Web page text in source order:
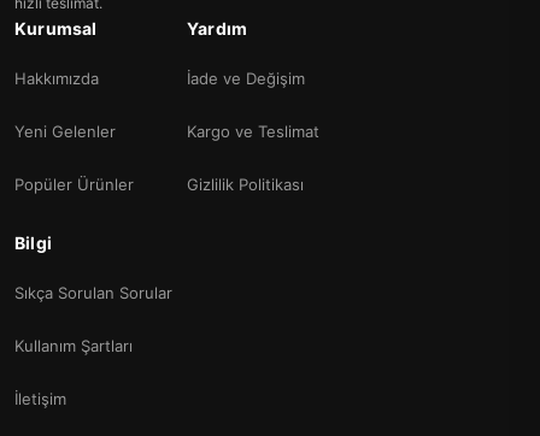
Kurumsal
Hakkımızda
Yeni Gelenler
Popüler Ürünler
Yardım
İade ve Değişim
Kargo ve Teslimat
Gizlilik Politikası
Bilgi
Sıkça Sorulan Sorular
Kullanım Şartları
İletişim